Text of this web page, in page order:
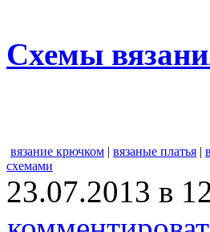
Схемы
вязание крючком | вязаные платья |
схемами
23.07.2013 в